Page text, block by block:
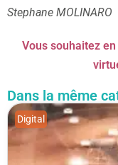
Stephane MOLINARO
Vous souhaitez
Dans la même
Digital